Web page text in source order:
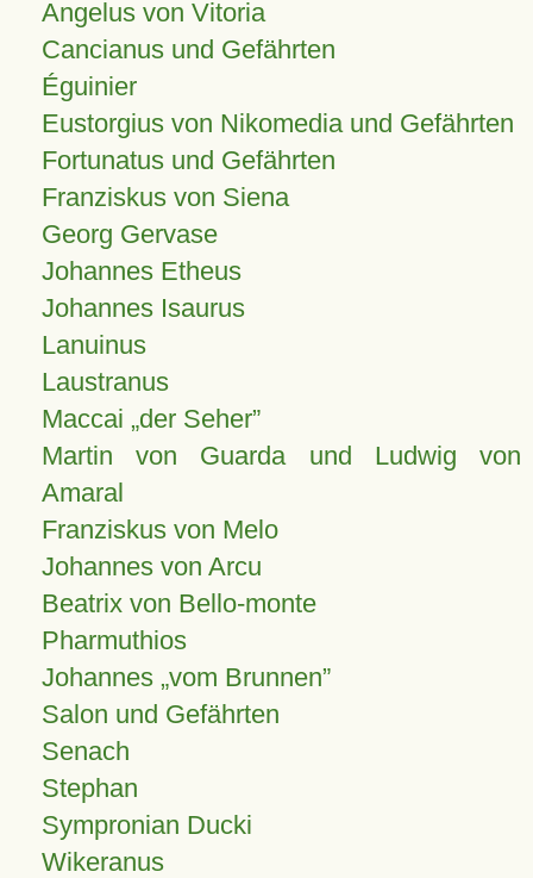
Angelus von Vitoria
Cancianus und Gefährten
Éguinier
Eustorgius von Nikomedia und Gefährten
Fortunatus und Gefährten
Franziskus von Siena
Georg Gervase
Johannes Etheus
Johannes Isaurus
Lanuinus
Laustranus
Maccai „der Seher”
Martin von Guarda und Ludwig von
Amaral
Franziskus von Melo
Johannes von Arcu
Beatrix von Bello-monte
Pharmuthios
Johannes vom Brunnen
Salon und Gefährten
Senach
Stephan
Sympronian Ducki
Wikeranus